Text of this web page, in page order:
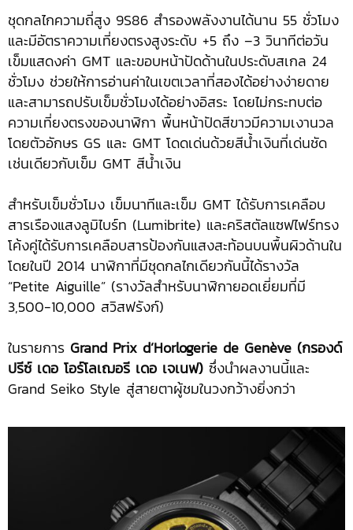
ชุดกลไกความถี่สูง 9S86 สำรองพลังงานได้นาน 55 ชั่วโมง
และมีอัตราความเที่ยงตรงสูงระดับ +5 ถึง –3 วินาทีต่อวัน
เข็มแสดงค่า GMT และขอบหน้าปัดด้านในประดับสเกล 24
ชั่วโมง ช่วยให้การอ่านค่าในเขตเวลาที่สองได้อย่างง่ายดาย
และสามารถปรับเข็มชั่วโมงได้อย่างอิสระ โดยไม่กระทบต่อ
ความเที่ยงตรงของนาฬิกา พื้นหน้าปัดสีขาวมีความเงานวล
โดยตัวอักษร GS และ GMT โดดเด่นด้วยสีน้ำเงินที่เด่นชัด
เช่นเดียวกับเข็ม GMT สีน้ำเงิน
สำหรับเข็มชั่วโมง เข็มนาทีและเข็ม GMT ได้รับการเคลือบ
สารเรืองแสงลูมิไบร์ท (Lumibrite) และคริสตัลแซฟไฟร์ทรง
โค้งคู่ได้รับการเคลือบสารป้องกันแสงสะท้อนบนพื้นผิวด้านใน
โดยในปี 2014 นาฬิกาที่มีชุดกลไกเดียวกันนี้ได้รางวัล
“Petite Aiguille” (รางวัลสำหรับนาฬิกายอดเยี่ยมที่มี
3,500-10,000 สวิสฟรังก์)
ในรายการ Grand Prix d’Horlogerie de Genève (กรองด์
ปรีซ์ เดอ โอร์โลเฌอรี เดอ เจเนฟ) ซึ่งนำผลงานนี้และ
Grand Seiko Style สู่สายตาผู้ชมในวงกว้างยิ่งกว่า